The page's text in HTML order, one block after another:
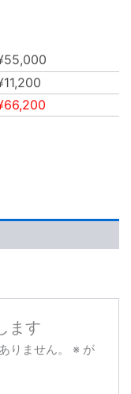
55,000
11,200
66,200
ます
りません。 ※ が